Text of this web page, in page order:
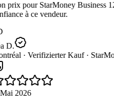
prix pour StarMoney Business
à ce vendeur.
D.
· Verifizierter Kauf ·
2026